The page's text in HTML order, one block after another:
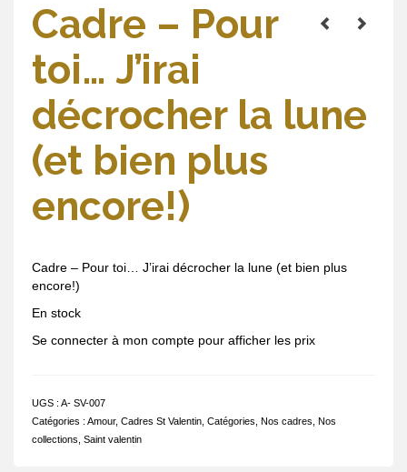
Cadre – Pour
toi… J’irai
décrocher la lune
(et bien plus
encore!)
Cadre – Pour toi… J’irai décrocher la lune (et bien plus
encore!)
En stock
Se connecter à mon compte pour afficher les prix
UGS : A- SV-007
Catégories : Amour, Cadres St Valentin Catégories Nos cadres Nos
collections Saint valentin